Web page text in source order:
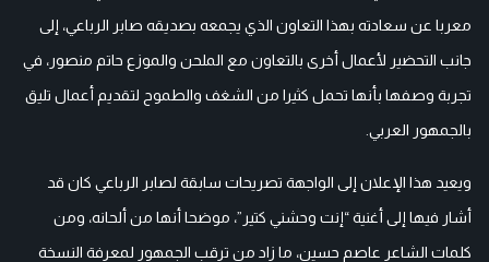
معربا عن سعادته بهذا التعاون الذي يجمعه بصديقه صابر الرباعي، إلى
جانب التحضير لأعمال أخرى بالتعاون مع الملحن والموزع حاتم منصور، في
تجربة وصفها بأنها تحمل كثيرا من الشغف والطموح لتقديم أعمال تليق
بالجمهور العربي.
ويعيد هذا الإعلان إلى الواجهة تصريحات سابقة لصابر الرباعي كان قد
أشار فيها إلى أغنية “إنت وحشني كتير”، موضحا أنها من ألحانه، ومن
كلمات الشاعر عاصم حسين، ما زاد من ترقب الجمهور لمعرفة النسخة